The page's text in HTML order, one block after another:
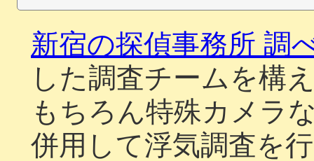
新宿の探偵事務所 調
した調査チームを構
もちろん特殊カメラ
併用して浮気調査を